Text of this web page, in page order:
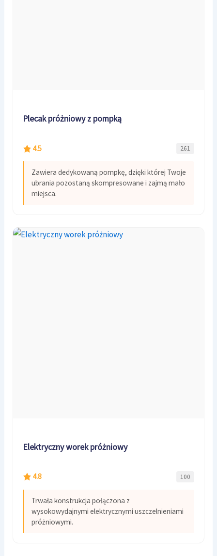
Plecak próżniowy z pompką
4.5 261
Zawiera dedykowaną pompkę, dzięki której Twoje
ubrania pozostaną skompresowane i zajmą mało
miejsca.
Elektryczny worek próżniowy
4.8 100
Trwała konstrukcja połączona z
wysokowydajnymi elektrycznymi uszczelnieniami
próżniowymi.